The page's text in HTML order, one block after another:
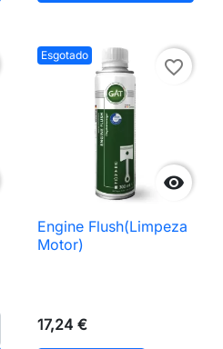
Esgotado

favorite_border
Engine Flush(Limpeza
Motor)
17,24 €